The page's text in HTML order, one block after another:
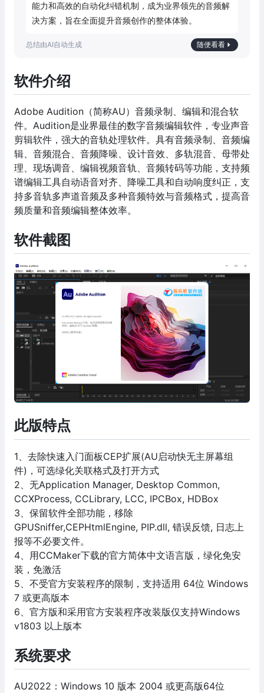
能力和高效的自动化纠错机制，成为业界领先的音频解
决方案，旨在全面提升音频创作的整体体验。
随便看看
软件介绍
Adobe Audition（简称AU）音频录制、编辑和混合软
件。Audition是业界最佳的数字音频编辑软件，专业声音
剪辑软件，强大的音轨处理软件。具有音频录制、音频编
辑、音频混合、音频降噪、设计音效、多轨混音、母带处
理、现场调音、编辑视频音轨、音频转码等功能，支持频
谱编辑工具自动语音对齐、降噪工具和自动响度纠正，支
持多音轨多声道音频及多种音频特效与音频格式，提高音
频质量和音频编辑整体效率。
软件截图
此版特点
1、去除快速入门面板CEP扩展(AU启动快无主屏幕组
件)，可选绿化关联格式及打开方式
2、无Application Manager, Desktop Common,
CCXProcess, CCLibrary, LCC, IPCBox, HDBox
3、保留软件全部功能，移除
GPUSniffer,CEPHtmlEngine, PIP.dll, 错误反馈, 日志上
报等不必要文件。
4、用CCMaker下载的官方简体中文语言版，绿化免安
装，免激活
5、不受官方安装程序的限制，支持适用 64位 Windows
7 或更高版本
6、官方版和采用官方安装程序改装版仅支持Windows
v1803 以上版本
系统要求
AU2022：Windows 10 版本 2004 或更高版64位